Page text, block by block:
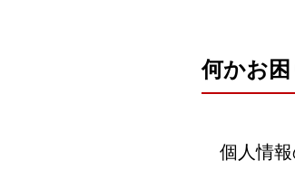
何かお
個人情